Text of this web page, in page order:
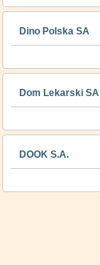
Dino Polska SA
Dom Lekarski SA
DOOK S.A.